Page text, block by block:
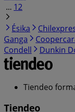
... 12
Ésika
Ganga
Condell
Dunkin
Tiendeo
Tiendeo